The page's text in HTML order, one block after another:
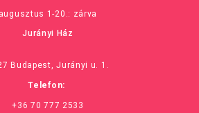
augusztus 1-20.: zárva
Jurányi Ház
Budapest, Jurányi u. 1.
Telefon:
+36 70 777 2533